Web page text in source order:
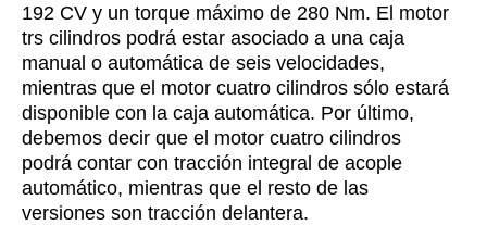
192 CV y un torque máximo de 280 Nm. El motor
trs cilindros podrá estar asociado a una caja
manual o automática de seis velocidades,
mientras que el motor cuatro cilindros sólo estará
disponible con la caja automática. Por último,
debemos decir que el motor cuatro cilindros
podrá contar con tracción integral de acople
automático, mientras que el resto de las
versiones son tracción delantera.